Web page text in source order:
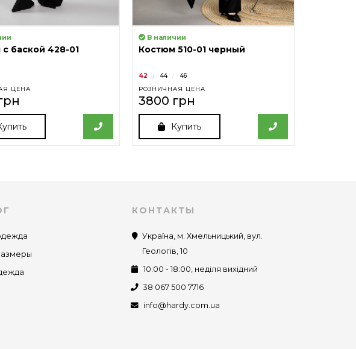
баской 428-01
ЦЕНА
В наличии
Костюм 510-01 черный
42 44 46
РОЗНИЧНАЯ ЦЕНА
3800 грн
Купить
КОНТАКТЫ
Україна, м. Хмельницький, вул.
Геологів, 10
10:00 - 18:00, неділя вихідний
38 067 500 7716
info@hardy.com.ua